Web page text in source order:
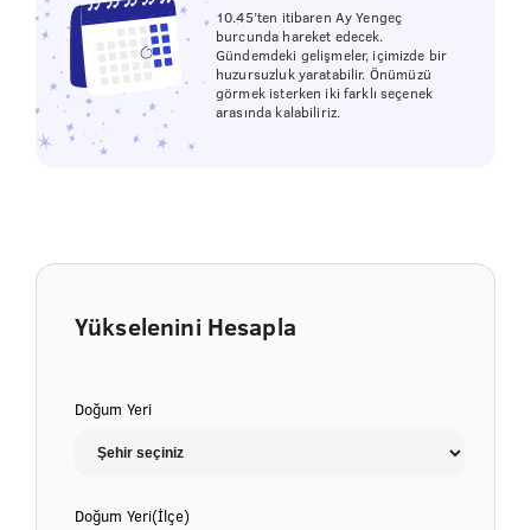
10.45’ten itibaren Ay Yengeç
burcunda hareket edecek.
Gündemdeki gelişmeler, içimizde bir
huzursuzluk yaratabilir. Önümüzü
görmek isterken iki farklı seçenek
arasında kalabiliriz.
Yükselenini Hesapla
Doğum Yeri
Doğum Yeri(İlçe)